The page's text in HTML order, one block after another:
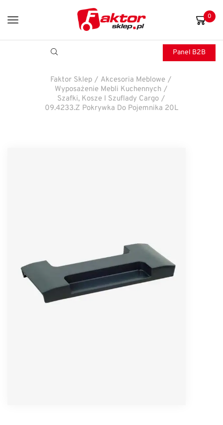
0
Panel B2B
Faktor Sklep / Akcesoria Meblowe /
Wyposażenie Mebli Kuchennych /
Szafki, Kosze I Szuflady Cargo /
09.4233.Z Pokrywka Do Pojemnika 20L